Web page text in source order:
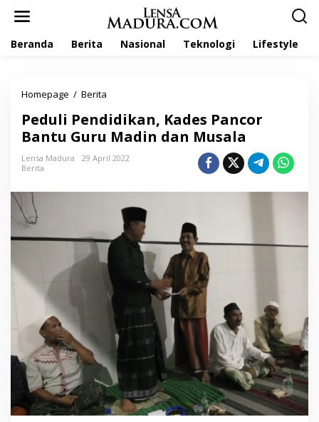
Beranda Berita Nasional Teknologi Lifestyle
Homepage / Berita
d
u
i
i
k
a
n
,
s
P
a
n
c
Peduli Pendidikan, Kades Pancor
Bantu Guru Madin dan Musala
Lensa Madura
29 April 2022
Berita